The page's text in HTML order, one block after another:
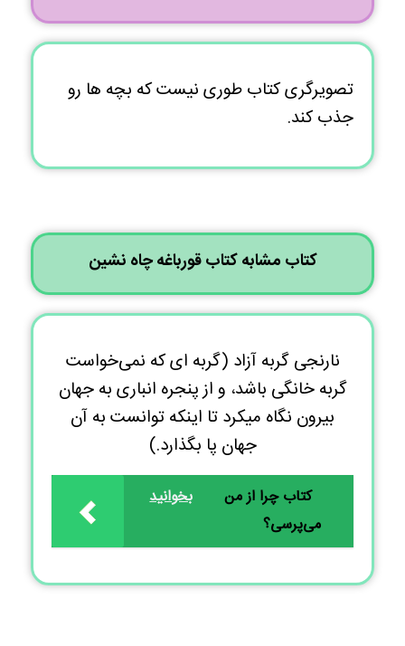
تصویرگری کتاب طوری نیست که بچه ها رو
جذب کند.
کتاب مشابه کتاب قورباغه چاه نشین
نارنجی گربه آزاد (گربه ای که نمی‌خواست
گربه خانگی باشد، و از پنجره انباری به جهان
بیرون نگاه میکرد تا اینکه توانست به آن
جهان پا بگذارد.)
بخوانید
کتاب چرا از من
می‌پرسی؟